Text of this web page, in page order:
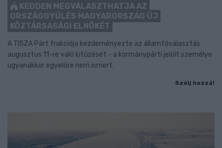
KEDDEN MEGVÁLASZTHATJA AZ
ORSZÁGGYŰLÉS MAGYARORSZÁG ÚJ
KÖZTÁRSASÁGI ELNÖKÉT
A TISZA Párt frakciója kezdeményezte az államfőválasztás
augusztus 11-re való kitűzését - a kormánypárti jelölt személye
ugyanakkor egyelőre nem ismert.
Szólj hozzá!